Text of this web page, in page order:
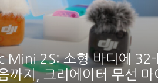
Mini 2S: 소형 바디에
까지, 크리에이터 무선 마